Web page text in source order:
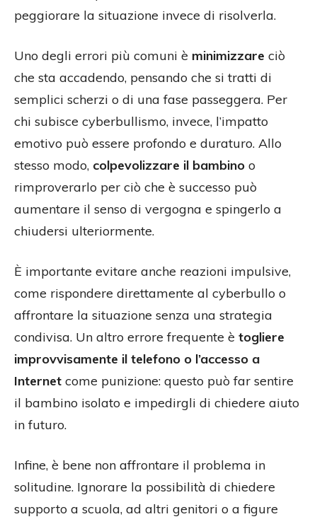
peggiorare la situazione invece di risolverla.
Uno degli errori più comuni è minimizzare ciò
che sta accadendo, pensando che si tratti di
semplici scherzi o di una fase passeggera. Per
chi subisce cyberbullismo, invece, l’impatto
emotivo può essere profondo e duraturo. Allo
stesso modo, colpevolizzare il bambino o
rimproverarlo per ciò che è successo può
aumentare il senso di vergogna e spingerlo a
chiudersi ulteriormente.
È importante evitare anche reazioni impulsive,
come rispondere direttamente al cyberbullo o
affrontare la situazione senza una strategia
condivisa. Un altro errore frequente è togliere
improvvisamente il telefono o l’accesso a
Internet come punizione: questo può far sentire
il bambino isolato e impedirgli di chiedere aiuto
in futuro.
Infine, è bene non affrontare il problema in
solitudine. Ignorare la possibilità di chiedere
supporto a scuola, ad altri genitori o a figure